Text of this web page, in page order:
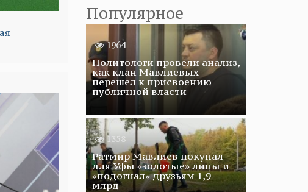
Популярное
1964
Политологи провели анализ,
как клан Мавлиевых
перешел к присвоению
публичной власти
1358
Ратмир Мавлиев покупал
для Уфы «золотые» липы и
«подогнал» друзьям 1,9
млрд